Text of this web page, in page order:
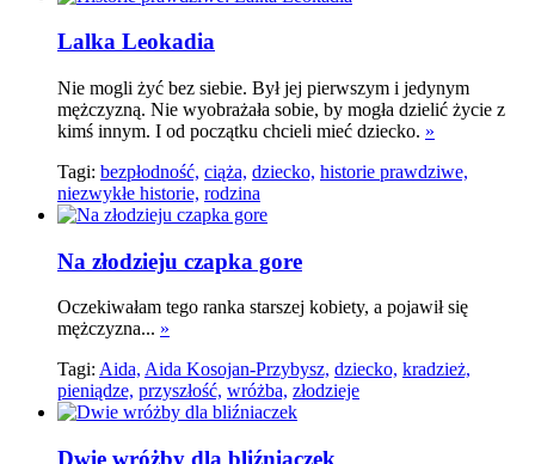
Lalka Leokadia
Nie mogli żyć bez siebie. Był jej pierwszym i jedynym
mężczyzną. Nie wyobrażała sobie, by mogła dzielić życie z
kimś innym. I od początku chcieli mieć dziecko. »
Tagi: bezpłodność, ciąża, dziecko, historie prawdziwe,
niezwykłe historie, rodzina
Na złodzieju czapka gore
Oczekiwałam tego ranka starszej kobiety, a pojawił się
mężczyzna... »
Tagi: Aida, Aida Kosojan-Przybysz, dziecko, kradzież,
pieniądze, przyszłość, wróżba, złodzieje
Dwie wróżby dla bliźniaczek